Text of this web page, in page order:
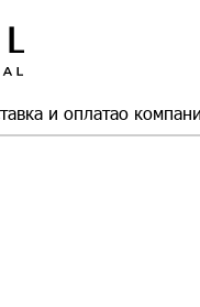
и оплатао